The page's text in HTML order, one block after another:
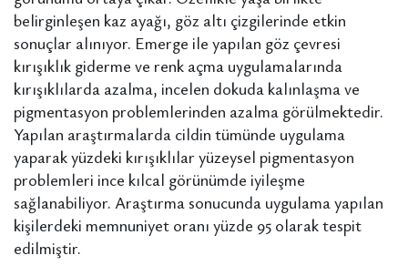
belirginleşen kaz ayağı, göz altı çizgilerinde etkin
sonuçlar alınıyor. Emerge ile yapılan göz çevresi
kırışıklık giderme ve renk açma uygulamalarında
kırışıklılarda azalma, incelen dokuda kalınlaşma ve
pigmentasyon problemlerinden azalma görülmektedir.
Yapılan araştırmalarda cildin tümünde uygulama
yaparak yüzdeki kırışıklılar yüzeysel pigmentasyon
problemleri ince kılcal görünümde iyileşme
sağlanabiliyor. Araştırma sonucunda uygulama yapılan
kişilerdeki memnuniyet oranı yüzde 95 olarak tespit
edilmiştir.